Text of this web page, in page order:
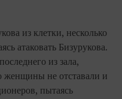
из клетки, несколько
атаковать Бизурукова.
из зала,
женщины не отставали и
пытаясь